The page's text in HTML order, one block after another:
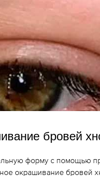
бровей
форму с помощью
окрашивание бровей